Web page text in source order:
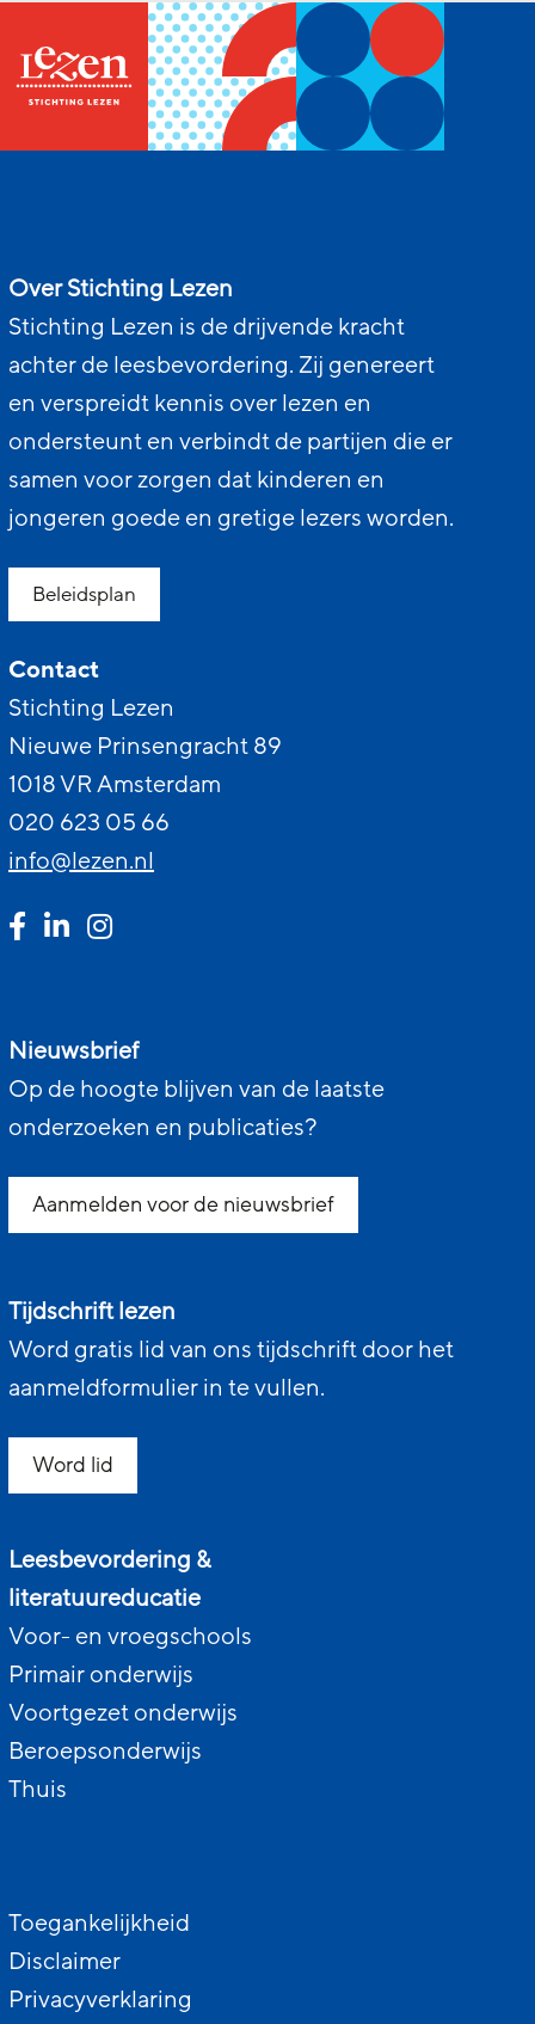
Over Stichting Lezen
Stichting Lezen is de drijvende kracht
achter de leesbevordering. Zij genereert
en verspreidt kennis over lezen en
ondersteunt en verbindt de partijen die er
samen voor zorgen dat kinderen en
jongeren goede en gretige lezers worden.
Beleidsplan
Contact
Stichting Lezen
Nieuwe Prinsengracht 89
1018 VR Amsterdam
020 623 05 66
info@lezen.nl
Nieuwsbrief
Op de hoogte blijven van de laatste
onderzoeken en publicaties?
Aanmelden voor de nieuwsbrief
Tijdschrift lezen
Word gratis lid van ons tijdschrift door het
aanmeldformulier in te vullen.
Word lid
Leesbevordering &
literatuureducatie
Voor- en vroegschools
Primair onderwijs
Voortgezet onderwijs
Beroepsonderwijs
Thuis
Toegankelijkheid
Disclaimer
Privacyverklaring